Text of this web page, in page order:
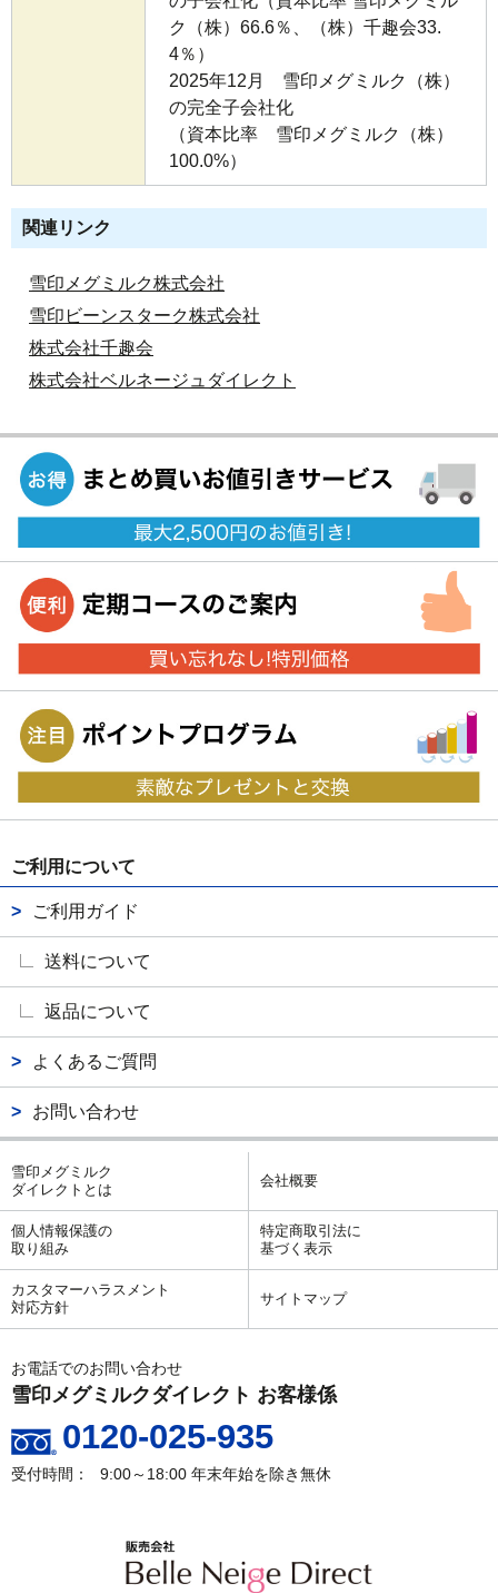
ク（株）66.6％、（株）千趣会33.
4％）
2025年12月 雪印メグミルク（株）
の完全子会社化
（資本比率 雪印メグミルク（株）
100.0%）
関連リンク
雪印メグミルク株式会社
雪印ビーンスターク株式会社
株式会社千趣会
株式会社ベルネージュダイレクト
ご利用について
ご利用ガイド
送料について
返品について
よくあるご質問
お問い合わせ
雪印メグミルク
ダイレクトとは
会社概要
個人情報保護の
取り組み
特定商取引法に
基づく表示
カスタマーハラスメント
対応方針
サイトマップ
お電話でのお問い合わせ
雪印メグミルクダイレクト お客様係
0120-025-935
9:00～18:00 年末年始を除き無休